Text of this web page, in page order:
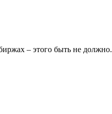
– этого быть не должно.